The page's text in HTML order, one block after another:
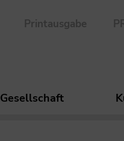
Printausgabe
Gesellschaft